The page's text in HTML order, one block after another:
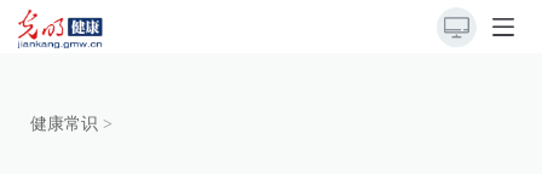
健康常识 >